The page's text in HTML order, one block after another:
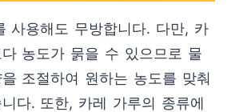
사용해도 무방합니다. 다만, 카
농도가 묽을 수 있으므로 물
조절하여 원하는 농도를 맞춰
다. 또한, 카레 가루의 종류에